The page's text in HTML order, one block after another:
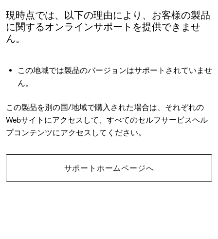
現時点では、以下の理由により、お客様の製品
に関するオンラインサポートを提供できませ
ん。
この地域では製品のバージョンはサポートされていませ
ん。
この製品を別の国/地域で購入された場合は、それぞれの
Webサイトにアクセスして、すべてのセルフサービスヘル
プコンテンツにアクセスしてください。
サポートホームページへ